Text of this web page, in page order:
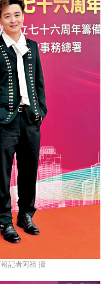
記者阿祖 攝